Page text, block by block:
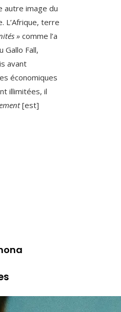
autre image du
L’Afrique, terre
» comme l’a
Gallo Fall,
avant
économiques
illimitées, il
[est]